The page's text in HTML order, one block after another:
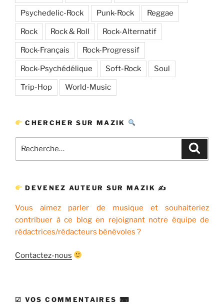
Psychedelic-Rock Punk-Rock Reggae
Rock Rock & Roll Rock-Alternatif
Rock-Français Rock-Progressif
Rock-Psychédélique Soft-Rock Soul
Trip-Hop World-Music
CHERCHER SUR MAZIK
pour
DEVENEZ AUTEUR SUR MAZIK ✍
Vous aimez parler de musique et souhaiteriez
contribuer à ce blog en rejoignant notre équipe de
rédactrices/rédacteurs bénévoles ?
Contactez-nous
☑ VOS COMMENTAIRES ⌨